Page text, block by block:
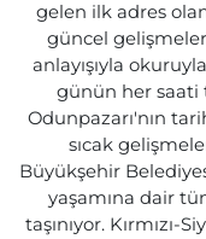
gelen ilk adres
güncel
anlayışıyla
günün her saati
Odunpazarı'nın
sıcak
Büyükşehir
yaşamına dair
taşınıyor. Kırmızı-